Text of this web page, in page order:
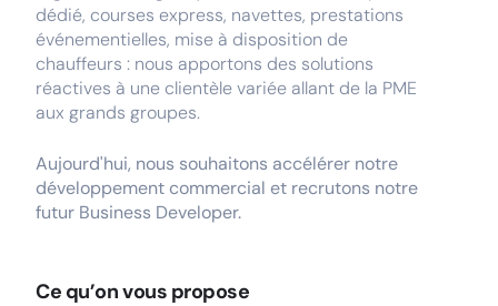
dédié, courses express, navettes, prestations
événementielles, mise à disposition de
chauffeurs : nous apportons des solutions
réactives à une clientèle variée allant de la PME
aux grands groupes.
Aujourd'hui, nous souhaitons accélérer notre
développement commercial et recrutons notre
futur Business Developer.
Ce qu’on vous propose